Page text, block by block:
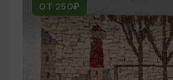
ОТ 250₽